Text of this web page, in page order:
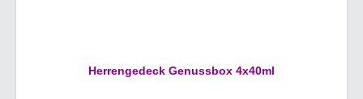
Herrengedeck Genussbox 4x40ml